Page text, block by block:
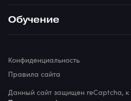
Обучение
Данный сайт защищен reCaptcha, к
Конфиденциальность
Правила сайта